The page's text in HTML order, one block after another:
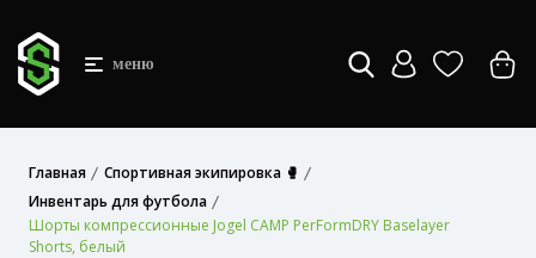
меню
Главная
Спортивная экипировка 🥊
Инвентарь для футбола
Шорты компрессионные Jogel CAMP PerFormDRY Baselayer
Shorts, белый